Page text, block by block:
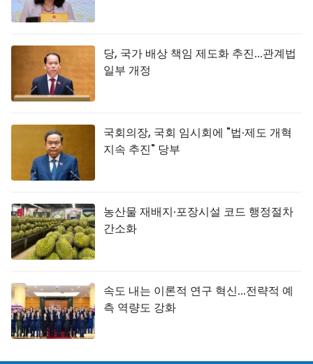
당, 국가 배상 책임 제도화 추진...관계법
일부 개정
국회의장, 국회 임시회에 "법·제도 개혁
지속 추진" 당부
농산물 재배지·포장시설 코드 행정절차
간소화
속도 내는 이론적 연구 혁신...전략적 예
측 역량도 강화